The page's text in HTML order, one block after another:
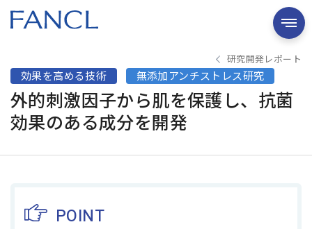
研究開発レポート
効果を高める技術 無添加アンチストレス研究
外的刺激因子から肌を保護し、抗菌
効果のある成分を開発
POINT